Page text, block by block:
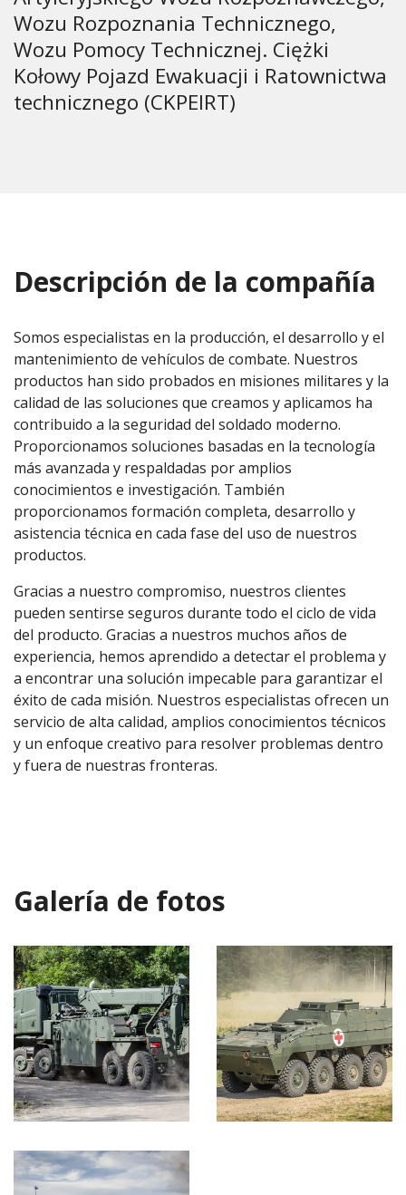
Wozu Rozpoznania Technicznego,
Wozu Pomocy Technicznej. Ciężki
Kołowy Pojazd Ewakuacji i Ratownictwa
technicznego (CKPEIRT)
Descripción de la compañía
Somos especialistas en la producción, el desarrollo y el
mantenimiento de vehículos de combate. Nuestros
productos han sido probados en misiones militares y la
calidad de las soluciones que creamos y aplicamos ha
contribuido a la seguridad del soldado moderno.
Proporcionamos soluciones basadas en la tecnología
más avanzada y respaldadas por amplios
conocimientos e investigación. También
proporcionamos formación completa, desarrollo y
asistencia técnica en cada fase del uso de nuestros
productos.
Gracias a nuestro compromiso, nuestros clientes
pueden sentirse seguros durante todo el ciclo de vida
del producto. Gracias a nuestros muchos años de
experiencia, hemos aprendido a detectar el problema y
a encontrar una solución impecable para garantizar el
éxito de cada misión. Nuestros especialistas ofrecen un
servicio de alta calidad, amplios conocimientos técnicos
y un enfoque creativo para resolver problemas dentro
y fuera de nuestras fronteras.
Galería de fotos